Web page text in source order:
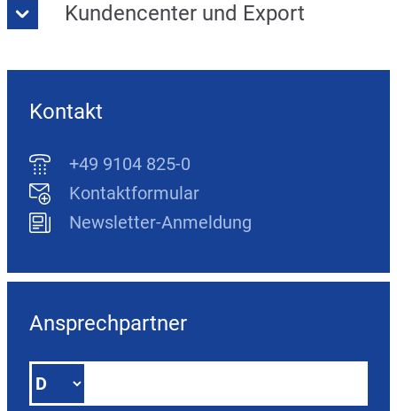
Kundencenter und Export
Kontakt
+49 9104 825-0
Kontaktformular
Newsletter-Anmeldung
Ansprechpartner